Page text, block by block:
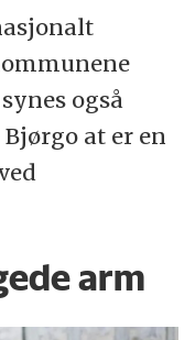
også
at er en
arm